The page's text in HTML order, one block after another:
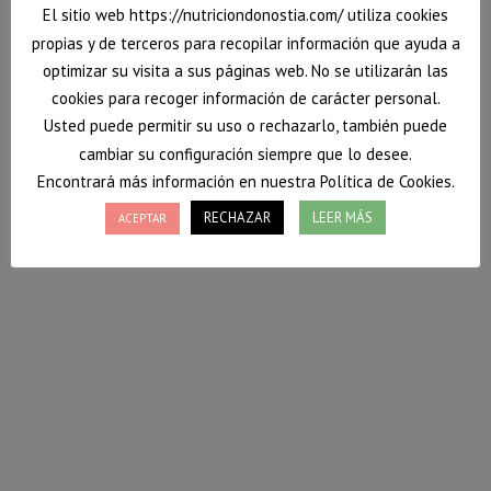
El sitio web https://nutriciondonostia.com/ utiliza cookies
propias y de terceros para recopilar información que ayuda a
optimizar su visita a sus páginas web. No se utilizarán las
cookies para recoger información de carácter personal.
Usted puede permitir su uso o rechazarlo, también puede
cambiar su configuración siempre que lo desee.
Encontrará más información en nuestra Política de Cookies.
ACEPTAR RECHAZAR LEER MÁS